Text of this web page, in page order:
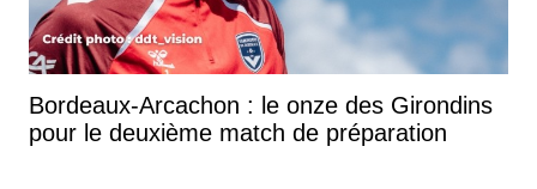
Bordeaux-Arcachon : le onze des Girondins
pour le deuxième match de préparation